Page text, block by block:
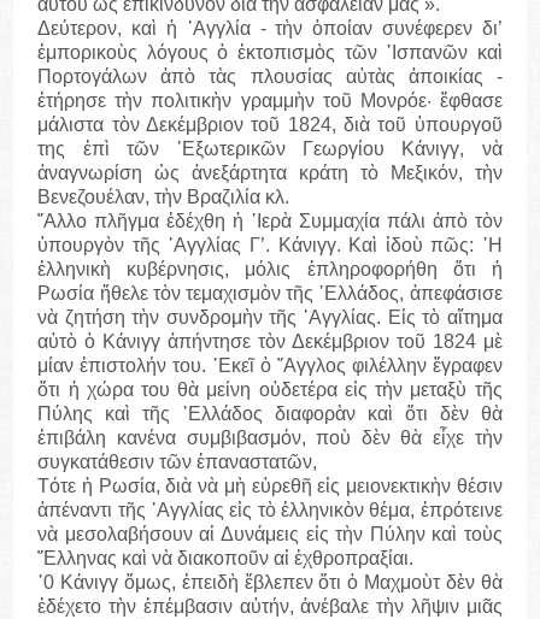
αὐτοῦ ὡς έπικίνδυνον διὰ την ἀσφάλειάν μας ».
Δεύτερον, καὶ ἡ ᾽Αγγλία - τὴν ὁποίαν συνέφερεν δι’
ἐμπορικοὺς λόγους ὁ ἐκτοπισμὸς τῶν ῾Ισπανῶν καὶ
Πορτογάλων ἀπὸ τὰς πλουσίας αὐτὰς ἀποικίας -
ἐτήρησε τὴν πολιτικὴν γραμμὴν τοῦ Μονρόε· ἔφθασε
μάλιστα τὸν Δεκέμβριον τοῦ 1824, διὰ τοῦ ὑπουργοῦ
της ἐπὶ τῶν ᾽Εξωτερικῶν Γεωργίου Κάνιγγ, νὰ
ἀναγνωρίση ὡς ἀνεξάρτητα κράτη τὸ Μεξικόν, τὴν
Βενεζουέλαν, τὴν Βραζιλία κλ.
῎Αλλο πλῆγμα ἐδέχθη ἡ ῾Ιερὰ Συμμαχία πάλι ἀπὸ τὸν
ὑπουργὸν τῆς ᾽Αγγλίας Γ’. Κάνιγγ. Καὶ ἰδοὺ πῶς: ῾Η
ἑλληνικὴ κυβέρνησις, μόλις ἐπληροφορήθη ὅτι ἡ
Ρωσία ἤθελε τὸν τεμαχισμὸν τῆς ῾Ελλάδος, ἀπεφάσισε
νὰ ζητήση τὴν συνδρομὴν τῆς ᾽Αγγλίας. Εἰς τὸ αἴτημα
αὐτὸ ὁ Κάνιγγ ἀπήντησε τὸν Δεκέμβριον τοῦ 1824 μὲ
μίαν ἐπιστολήν του. ᾽Εκεῖ ὁ ῎Αγγλος φιλέλλην ἔγραφεν
ὅτι ἡ χώρα του θὰ μείνη οὐδετέρα εἰς τὴν μεταξὺ τῆς
Πύλης καὶ τῆς ῾Ελλάδος διαφορὰν καὶ ὅτι δὲν θὰ
ἐπιβάλη κανένα συμβιβασμόν, ποὺ δὲν θὰ εἶχε τὴν
συγκατάθεσιν τῶν ἐπαναστατῶν,
Τότε ἡ Ρωσία, διὰ νὰ μὴ εὑρεθῆ εἰς μειονεκτικὴν θέσιν
ἀπέναντι τῆς ᾽Αγγλίας εἰς τὸ ἑλληνικὸν θέμα, ἐπρότεινε
νὰ μεσολαβήσουν αἱ Δυνάμεις εἰς τὴν Πύλην καὶ τοὺς
῞Ελληνας καὶ νὰ διακοποῦν αἱ ἐχθροπραξίαι.
῾0 Κάνιγγ ὅμως, ἐπειδὴ ἔβλεπεν ὅτι ὁ Μαχμοὺτ δὲν θὰ
ἐδέχετο τὴν ἐπέμβασιν αὐτήν, ἀνέβαλε τὴν λῆψιν μιᾶς